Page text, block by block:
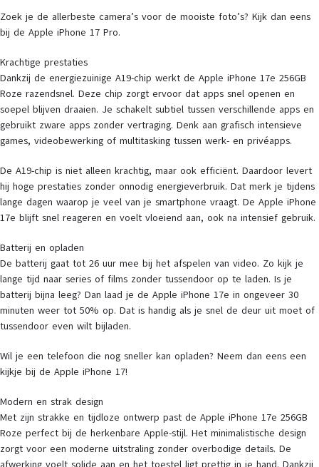
Zoek je de allerbeste camera’s voor de mooiste foto’s? Kijk dan eens
bij de Apple iPhone 17 Pro.
Krachtige prestaties
Dankzij de energiezuinige A19-chip werkt de Apple iPhone 17e 256GB
Roze razendsnel. Deze chip zorgt ervoor dat apps snel openen en
soepel blijven draaien. Je schakelt subtiel tussen verschillende apps en
gebruikt zware apps zonder vertraging. Denk aan grafisch intensieve
games, videobewerking of multitasking tussen werk- en privéapps.
De A19-chip is niet alleen krachtig, maar ook efficiënt. Daardoor levert
hij hoge prestaties zonder onnodig energieverbruik. Dat merk je tijdens
lange dagen waarop je veel van je smartphone vraagt. De Apple iPhone
17e blijft snel reageren en voelt vloeiend aan, ook na intensief gebruik.
Batterij en opladen
De batterij gaat tot 26 uur mee bij het afspelen van video. Zo kijk je
lange tijd naar series of films zonder tussendoor op te laden. Is je
batterij bijna leeg? Dan laad je de Apple iPhone 17e in ongeveer 30
minuten weer tot 50% op. Dat is handig als je snel de deur uit moet of
tussendoor even wilt bijladen.
Wil je een telefoon die nog sneller kan opladen? Neem dan eens een
kijkje bij de Apple iPhone 17!
Modern en strak design
Met zijn strakke en tijdloze ontwerp past de Apple iPhone 17e 256GB
Roze perfect bij de herkenbare Apple-stijl. Het minimalistische design
zorgt voor een moderne uitstraling zonder overbodige details. De